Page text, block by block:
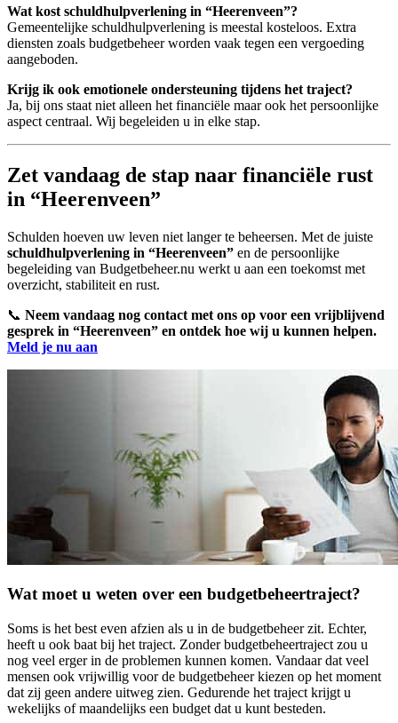
Wat kost schuldhulpverlening in “Heerenveen”?
Gemeentelijke schuldhulpverlening is meestal kosteloos. Extra
diensten zoals budgetbeheer worden vaak tegen een vergoeding
aangeboden.
Krijg ik ook emotionele ondersteuning tijdens het traject?
Ja, bij ons staat niet alleen het financiële maar ook het persoonlijke
aspect centraal. Wij begeleiden u in elke stap.
Zet vandaag de stap naar financiële rust
in “Heerenveen”
Schulden hoeven uw leven niet langer te beheersen. Met de juiste
schuldhulpverlening in “Heerenveen” en de persoonlijke
begeleiding van Budgetbeheer.nu werkt u aan een toekomst met
overzicht, stabiliteit en rust.
📞 Neem vandaag nog contact met ons op voor een vrijblijvend
gesprek in “Heerenveen” en ontdek hoe wij u kunnen helpen.
Meld je nu aan
Wat moet u weten over een budgetbeheertraject?
Soms is het best even afzien als u in de budgetbeheer zit. Echter,
heeft u ook baat bij het traject. Zonder budgetbeheertraject zou u
nog veel erger in de problemen kunnen komen. Vandaar dat veel
mensen ook vrijwillig voor de budgetbeheer kiezen op het moment
dat zij geen andere uitweg zien. Gedurende het traject krijgt u
wekelijks of maandelijks een budget dat u kunt besteden.